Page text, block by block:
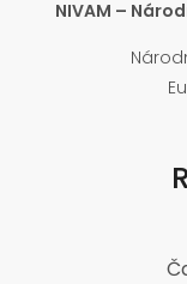
NIVAM –